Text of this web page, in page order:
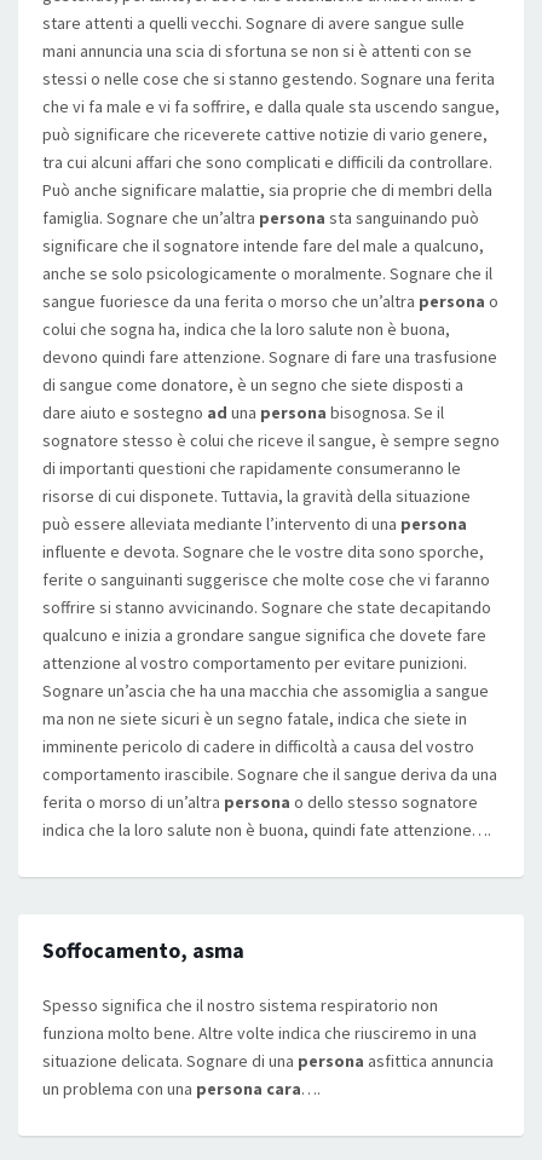
stare attenti a quelli vecchi. Sognare di avere sangue sulle
mani annuncia una scia di sfortuna se non si è attenti con se
stessi o nelle cose che si stanno gestendo. Sognare una ferita
che vi fa male e vi fa soffrire, e dalla quale sta uscendo sangue,
può significare che riceverete cattive notizie di vario genere,
tra cui alcuni affari che sono complicati e difficili da controllare.
Può anche significare malattie, sia proprie che di membri della
famiglia. Sognare che un’altra persona sta sanguinando può
significare che il sognatore intende fare del male a qualcuno,
anche se solo psicologicamente o moralmente. Sognare che il
sangue fuoriesce da una ferita o morso che un’altra persona o
colui che sogna ha, indica che la loro salute non è buona,
devono quindi fare attenzione. Sognare di fare una trasfusione
di sangue come donatore, è un segno che siete disposti a
dare aiuto e sostegno ad una persona bisognosa. Se il
sognatore stesso è colui che riceve il sangue, è sempre segno
di importanti questioni che rapidamente consumeranno le
risorse di cui disponete. Tuttavia, la gravità della situazione
può essere alleviata mediante l’intervento di una persona
influente e devota. Sognare che le vostre dita sono sporche,
ferite o sanguinanti suggerisce che molte cose che vi faranno
soffrire si stanno avvicinando. Sognare che state decapitando
qualcuno e inizia a grondare sangue significa che dovete fare
attenzione al vostro comportamento per evitare punizioni.
Sognare un’ascia che ha una macchia che assomiglia a sangue
ma non ne siete sicuri è un segno fatale, indica che siete in
imminente pericolo di cadere in difficoltà a causa del vostro
comportamento irascibile. Sognare che il sangue deriva da una
ferita o morso di un’altra persona o dello stesso sognatore
indica che la loro salute non è buona, quindi fate attenzione….
Soffocamento, asma
Spesso significa che il nostro sistema respiratorio non
funziona molto bene. Altre volte indica che riusciremo in una
situazione delicata. Sognare di una persona asfittica annuncia
un problema con una persona cara….